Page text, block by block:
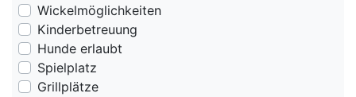
Wickelmöglichkeiten
Kinderbetreuung
Hunde erlaubt
Spielplatz
Grillplätze